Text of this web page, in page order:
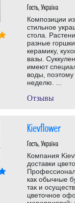
Гость, Україна
Композиции
стильное
стола.
разные
керамику,
вазы.
имеют
воды, поэтому
неделю. ...
Отзывы
Kievflower
Гость, Україна
Компания
доставки
как обычные
так и
цветочное